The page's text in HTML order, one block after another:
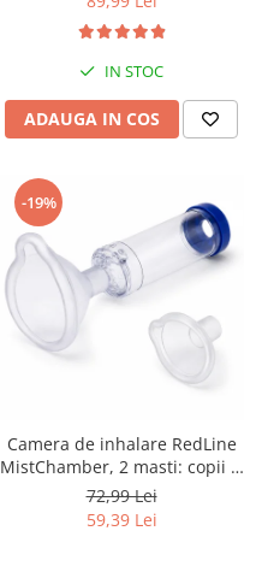
IN STOC
ADAUGA IN COS
-19%
Camera de inhalare RedLine
MistChamber, 2 masti: copii si
adulti
72,99 Lei
59,39 Lei